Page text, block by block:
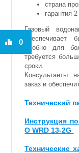
страна
гарантия
Газовый
удобно для
требуется
сроки.
Консультанты
заказ и
Технический
Инструкция
О WRD 13-2G
Технические
0